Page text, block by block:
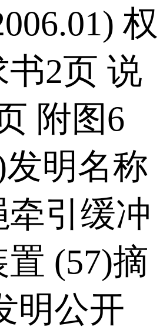
权
2页 说
附图6
发明名称
引缓冲
(57)摘
明公开